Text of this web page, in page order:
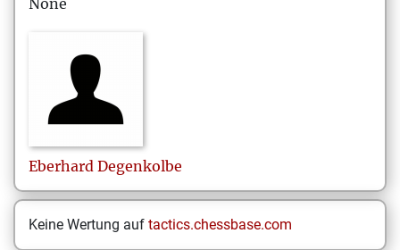
None
Eberhard Degenkolbe
Keine Wertung auf tactics.chessbase.com